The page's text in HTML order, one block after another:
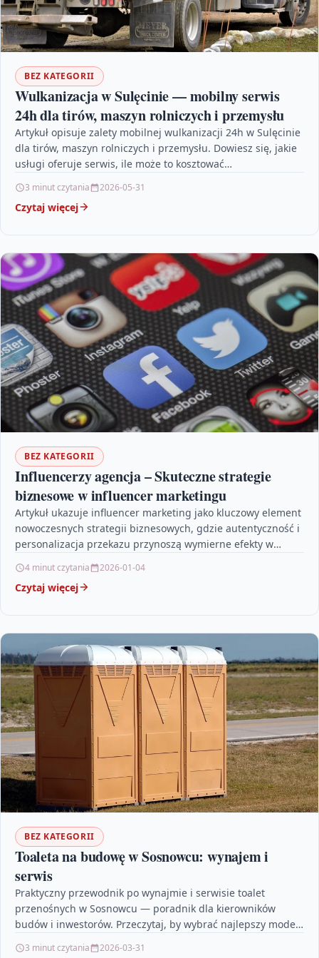
BEZ KATEGORII
Wulkanizacja w Sulęcinie — mobilny serwis
24h dla tirów, maszyn rolniczych i przemysłu
Artykuł opisuje zalety mobilnej wulkanizacji 24h w Sulęcinie
dla tirów, maszyn rolniczych i przemysłu. Dowiesz się, jakie
usługi oferuje serwis, ile może to kosztować…
3 minut czytania 2026-05-31
Czytaj więcej
BEZ KATEGORII
Influencerzy agencja – Skuteczne strategie
biznesowe w influencer marketingu
Artykuł ukazuje influencer marketing jako kluczowy element
nowoczesnych strategii biznesowych, gdzie autentyczność i
personalizacja przekazu przynoszą wymierne efekty w
4 minut czytania 2026-01-04
Czytaj więcej
BEZ KATEGORII
Toaleta na budowę w Sosnowcu: wynajem i
serwis
Praktyczny przewodnik po wynajmie i serwisie toalet
przenośnych w Sosnowcu — poradnik dla kierowników
budów i inwestorów. Przeczytaj, by wybrać najlepszy model,
3 minut czytania 2026-03-31